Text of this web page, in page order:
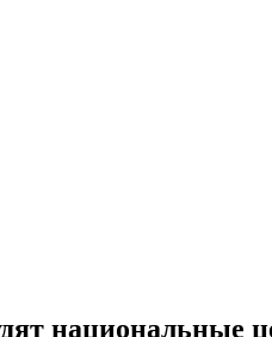
национальные